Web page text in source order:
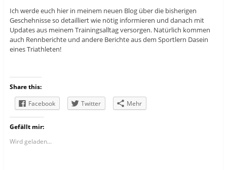
Ich werde euch hier in meinem neuen Blog über die bisherigen
Geschehnisse so detailliert wie nötig informieren und danach mit
Updates aus meinem Trainingsalltag versorgen. Natürlich kommen
auch Rennberichte und andere Berichte aus dem Sportlern Dasein
eines Triathleten!
Share this:
Facebook
Twitter Mehr
Gefällt mir:
Wird geladen...